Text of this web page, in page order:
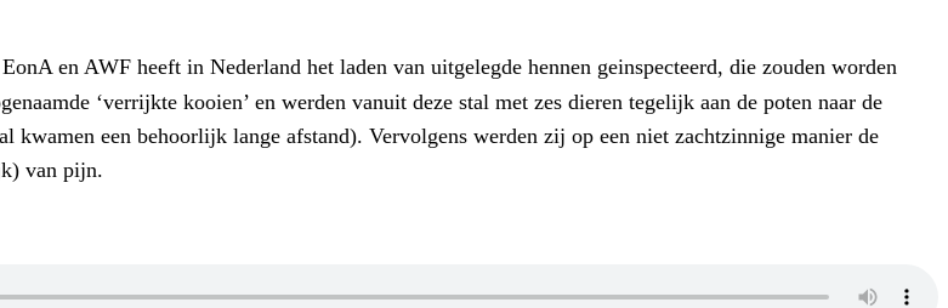
en AWF heeft in Nederland het laden van uitgelegde hennen geinspecteerd, die zouden worden
‘verrijkte kooien’ en werden vanuit deze stal met zes dieren tegelijk aan de poten naar de
kwamen een behoorlijk lange afstand). Vervolgens werden zij op een niet zachtzinnige manier de
van pijn.